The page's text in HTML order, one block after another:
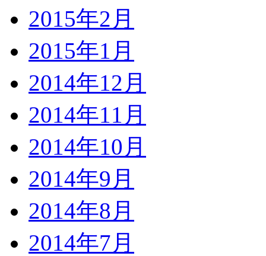
2015年2月
2015年1月
2014年12月
2014年11月
2014年10月
2014年9月
2014年8月
2014年7月